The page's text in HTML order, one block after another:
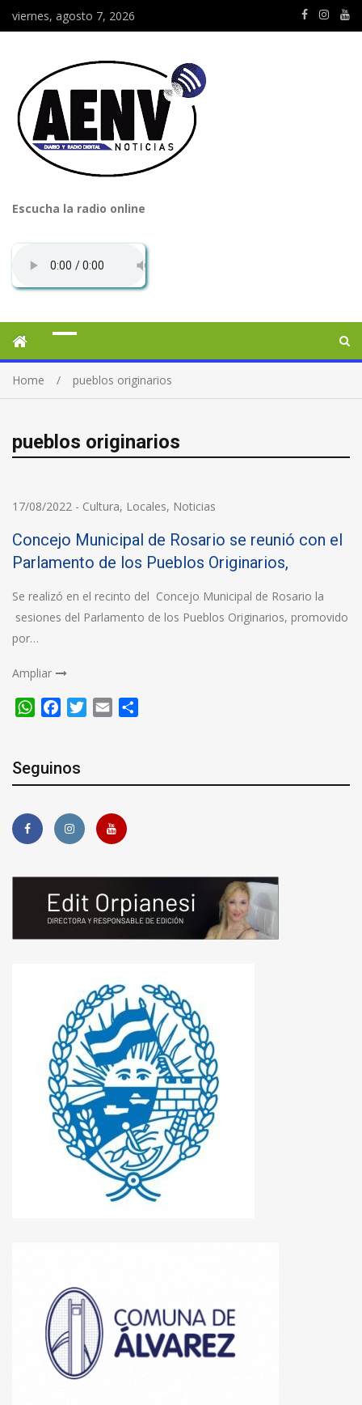
viernes, agosto 7, 2026
Escucha la radio online
Home pueblos originarios
pueblos originarios
17/08/2022 - Cultura, Locales, Noticias
Concejo Municipal de Rosario se reunió con el
Parlamento de los Pueblos Originarios,
Se realizó en el recinto del Concejo Municipal de Rosario la
sesiones del Parlamento de los Pueblos Originarios, promovido
por…
Ampliar
WhatsApp
FacebookTwitter
Email
Seguinos